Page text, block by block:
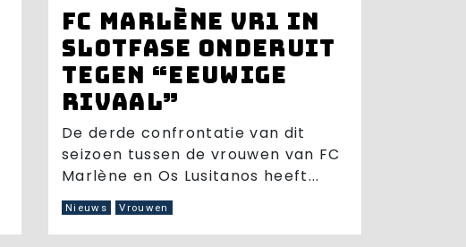
FC Marlène VR1 in
slotfase onderuit
tegen “eeuwige
rivaal”
De derde confrontatie van dit
seizoen tussen de vrouwen van FC
Marlène en Os Lusitanos heeft...
Nieuws Vrouwen